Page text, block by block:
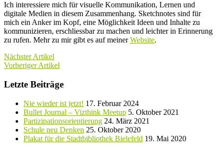
Ich interessiere mich für visuelle Kommunikation, Lernen und
digitale Medien in diesem Zusammenhang. Sketchnotes sind für
mich ein Anker im Kopf, eine Möglichkeit Ideen und Inhalte zu
kommunizieren, erschliessbar zu machen und leichter in Erinnerung
zu rufen. Mehr zu mir gibt es auf meinerWebsite.
Nächster Artikel
Vorheriger Artikel
Letzte Beiträge
Nie wieder ist jetzt! 17. Februar 2024
Bullet Journal – Vizthink Meetup 5. Oktober 2021
Partizipationsorientierung 24. März 2021
Schule neu Denken 25. Oktober 2020
Plakat für die Stadtbibliothek Bielefeld 19. Mai 2020